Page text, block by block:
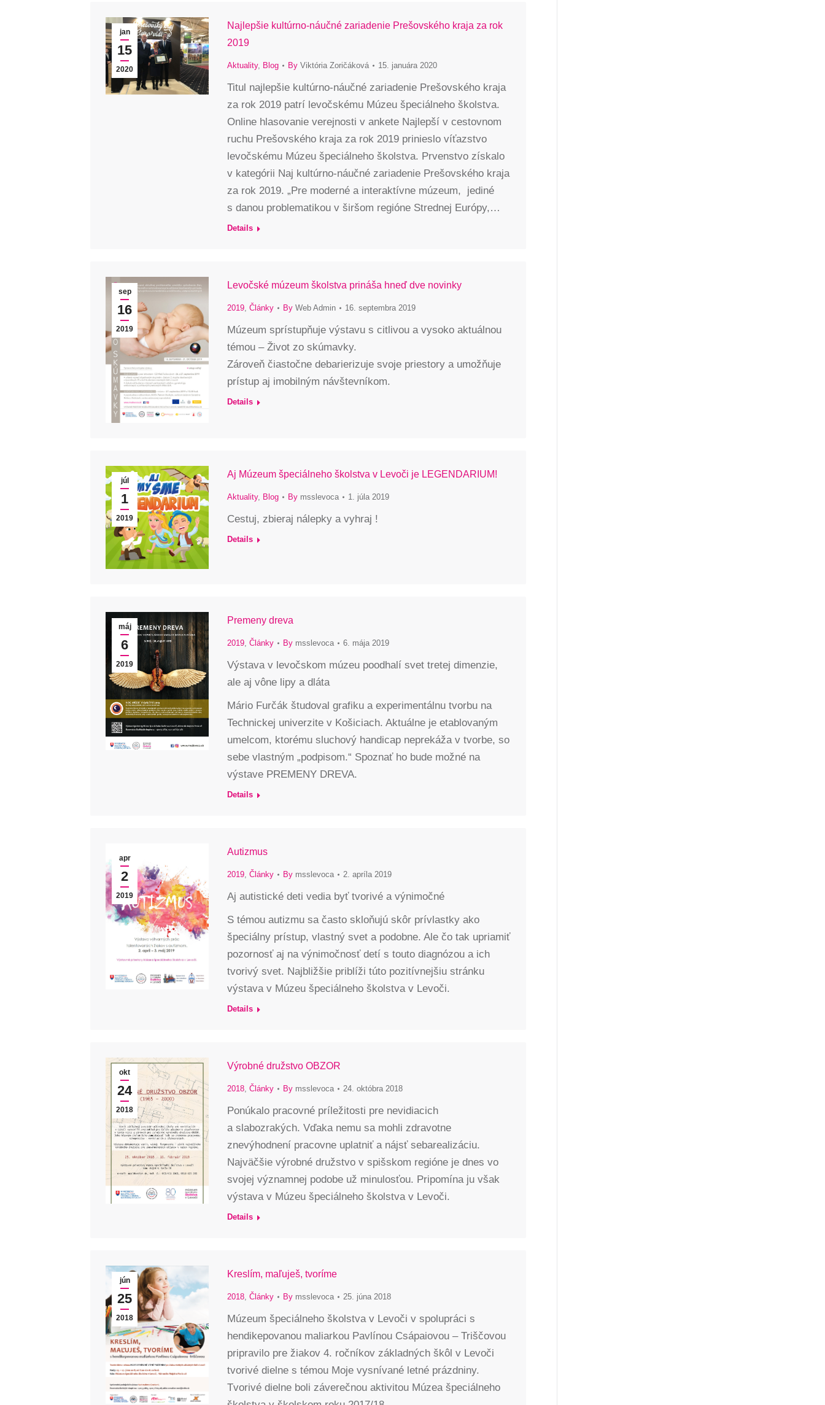
jan
15
2020
Najlepšie kultúrno-náučné zariadenie Prešovského kraja za rok
2019
Aktuality, Blog By Viktória Zoričáková 15. januára 2020
Titul najlepšie kultúrno-náučné zariadenie Prešovského kraja
za rok 2019 patrí levočskému Múzeu špeciálneho školstva.
Online hlasovanie verejnosti v ankete Najlepší v cestovnom
ruchu Prešovského kraja za rok 2019 prinieslo víťazstvo
levočskému Múzeu špeciálneho školstva. Prvenstvo získalo
v kategórii Naj kultúrno-náučné zariadenie Prešovského kraja
za rok 2019. „Pre moderné a interaktívne múzeum, jediné
s danou problematikou v širšom regióne Strednej Európy,…
Details
sep
16
2019
Levočské múzeum školstva prináša hneď dve novinky
2019, Články By Web Admin 16. septembra 2019
Múzeum sprístupňuje výstavu s citlivou a vysoko aktuálnou
témou – Život zo skúmavky.
Zároveň čiastočne debarierizuje svoje priestory a umožňuje
prístup aj imobilným návštevníkom.
Details
júl
1
2019
Aj Múzeum špeciálneho školstva v Levoči je LEGENDARIUM!
Aktuality, Blog By msslevoca 1. júla 2019
Cestuj, zbieraj nálepky a vyhraj !
Details
máj
6
2019
Premeny dreva
2019, Články By msslevoca 6. mája 2019
Výstava v levočskom múzeu poodhalí svet tretej dimenzie,
ale aj vône lipy a dláta
Mário Furčák študoval grafiku a experimentálnu tvorbu na
Technickej univerzite v Košiciach. Aktuálne je etablovaným
umelcom, ktorému sluchový handicap neprekáža v tvorbe, so
sebe vlastným „podpisom.“ Spoznať ho bude možné na
výstave PREMENY DREVA.
Details
apr
2
2019
Autizmus
2019, Články By msslevoca 2. apríla 2019
Aj autistické deti vedia byť tvorivé a výnimočné
S témou autizmu sa často skloňujú skôr prívlastky ako
špeciálny prístup, vlastný svet a podobne. Ale čo tak upriamiť
pozornosť aj na výnimočnosť detí s touto diagnózou a ich
tvorivý svet. Najbližšie priblíži túto pozitívnejšiu stránku
výstava v Múzeu špeciálneho školstva v Levoči.
Details
okt
24
2018
Výrobné družstvo OBZOR
2018, Články By msslevoca 24. októbra 2018
Ponúkalo pracovné príležitosti pre nevidiacich
a slabozrakých. Vďaka nemu sa mohli zdravotne
znevýhodnení pracovne uplatniť a nájsť sebarealizáciu.
Najväčšie výrobné družstvo v spišskom regióne je dnes vo
svojej významnej podobe už minulosťou. Pripomína ju však
výstava v Múzeu špeciálneho školstva v Levoči.
Details
jún
25
2018
Kreslím, maľuješ, tvoríme
2018, Články By msslevoca 25. júna 2018
Múzeum špeciálneho školstva v Levoči v spolupráci s
hendikepovanou maliarkou Pavlínou Csápaiovou – Triščovou
pripravilo pre žiakov 4. ročníkov základných škôl v Levoči
tvorivé dielne s témou Moje vysnívané letné prázdniny.
Tvorivé dielne boli záverečnou aktivitou Múzea špeciálneho